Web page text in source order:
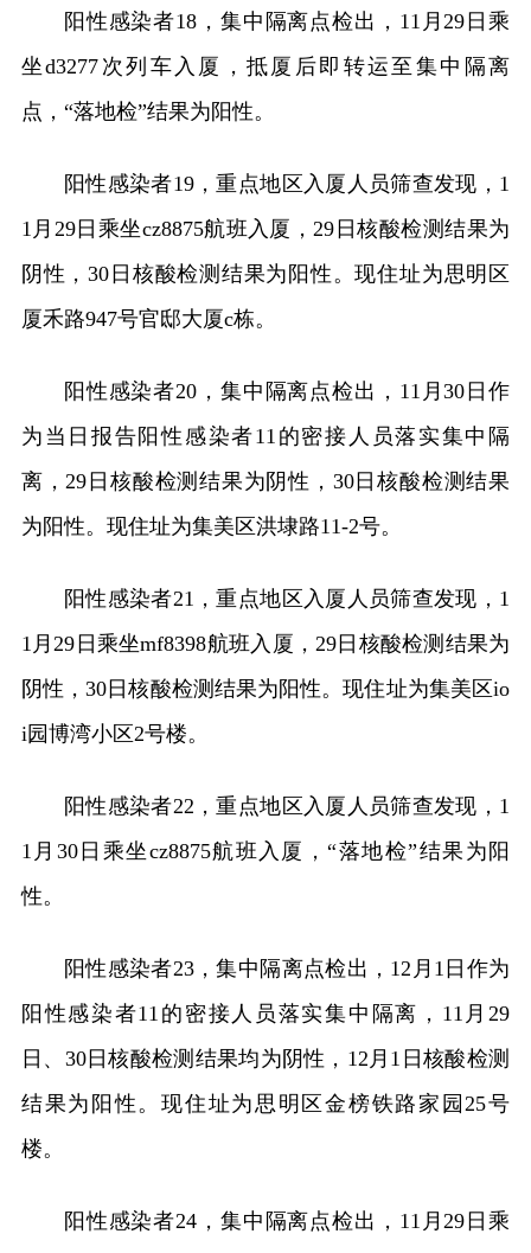
阳性感染者18，集中隔离点检出，11月29日乘
坐d3277次列车入厦，抵厦后即转运至集中隔离
点，“落地检”结果为阳性。
阳性感染者19，重点地区入厦人员筛查发现，1
1月29日乘坐cz8875航班入厦，29日核酸检测结果为
阴性，30日核酸检测结果为阳性。现住址为思明区
厦禾路947号官邸大厦c栋。
阳性感染者20，集中隔离点检出，11月30日作
为当日报告阳性感染者11的密接人员落实集中隔
离，29日核酸检测结果为阴性，30日核酸检测结果
为阳性。现住址为集美区洪埭路11-2号。
阳性感染者21，重点地区入厦人员筛查发现，1
1月29日乘坐mf8398航班入厦，29日核酸检测结果为
阴性，30日核酸检测结果为阳性。现住址为集美区io
i园博湾小区2号楼。
阳性感染者22，重点地区入厦人员筛查发现，1
1月30日乘坐cz8875航班入厦，“落地检”结果为阳
性。
阳性感染者23，集中隔离点检出，12月1日作为
阳性感染者11的密接人员落实集中隔离，11月29
日、30日核酸检测结果均为阴性，12月1日核酸检测
结果为阳性。现住址为思明区金榜铁路家园25号
楼。
阳性感染者24，集中隔离点检出，11月29日乘